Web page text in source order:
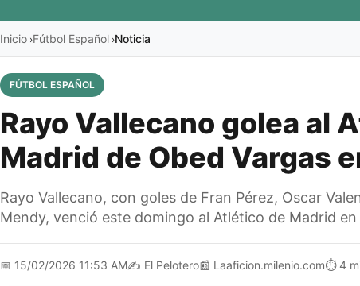
Inicio ›Fútbol Español ›Noticia
FÚTBOL ESPAÑOL
Rayo Vallecano golea al
Madrid de Obed Vargas
Rayo Vallecano, con goles de Fran Pérez, Oscar
Mendy, venció este domingo al Atlético de Madrid en
📅 15/02/2026 11:53 AM✍️ El Pelotero📰 Laaficion.milenio.com⏱️ 4